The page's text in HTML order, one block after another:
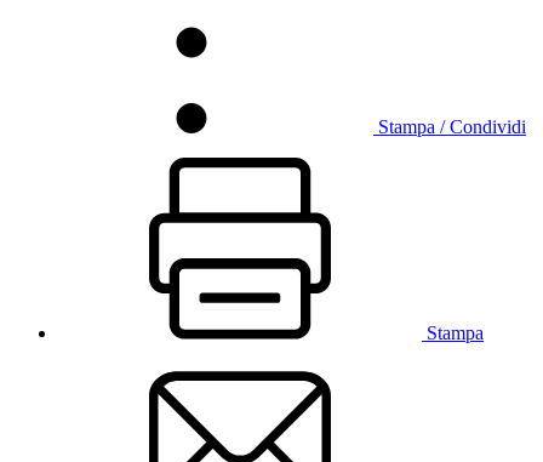
Stampa / Condividi
Stampa